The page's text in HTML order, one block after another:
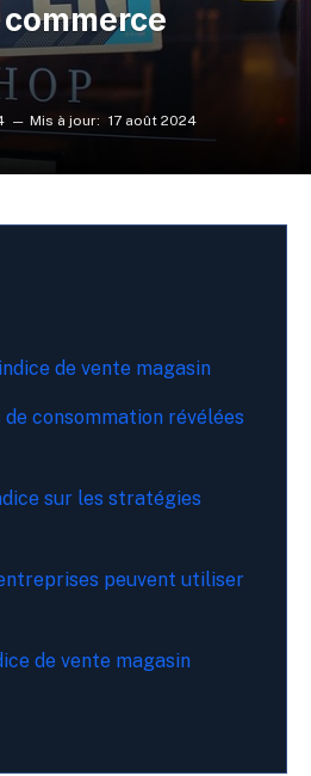
Mis à jour: 17 août 2024
de vente magasin
de consommation révélées
sur les stratégies
peuvent utiliser
de vente magasin